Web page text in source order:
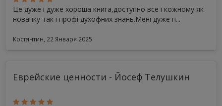
Це дуже і дуже хороша книга,доступно все і кожному як
новачку так і профі духофних знань.Мені дуже п...
Костянтин, 22 Января 2025
Еврейские ценности - Йосеф Телушкин